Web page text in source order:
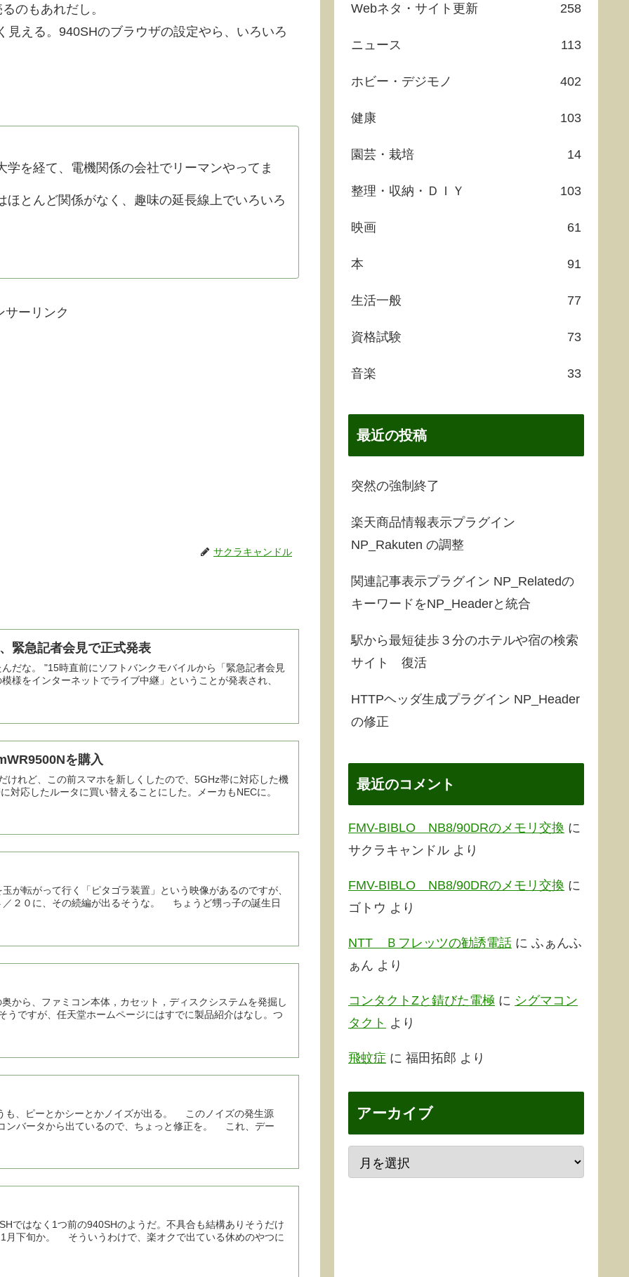
のもあれだし。
える。940SHのブラウザの設定やら、いろいろ
を経て、電機関係の会社でリーマンやってま
とんど関係がなく、趣味の延長線上でいろいろ
サーリンク
サクラキャンドル
緊急記者会見で正式発表
だな。 "15時直前にソフトバンクモバイルから「緊急記者会見
様をインターネットでライブ中継」ということが発表され、
を購入
れど、この前スマホを新しくしたので、5GHz帯に対応した機
応したルータに買い替えることにした。メーカもNECに。
転がって行く「ピタゴラ装置」という映像があるのですが、
２０に、その続編が出るそうな。 ちょうど甥っ子の誕生日
ら、ファミコン本体，カセット，ディスクシステムを発掘し
ですが、任天堂ホームページにはすでに製品紹介はなし。つ
ーとかノイズが出る。 このノイズの発生源
ンバータから出ているので、ちょっと修正を。 これ、デー
はなく1つ前の940SHのようだ。不具合も結構ありそうだけ
下旬か。 そういうわけで、楽オクで出ている休めのやつに
Webネタ・サイト更新 258
ニュース 113
ホビー・デジモノ 402
健康 103
園芸・栽培 14
整理・収納・ＤＩＹ 103
映画 61
本 91
生活一般 77
資格試験 73
音楽 33
最近の投稿
突然の強制終了
楽天商品情報表示プラグイン
NP_Rakuten の調整
関連記事表示プラグイン NP_Relatedの
キーワードをNP_Headerと統合
駅から最短徒歩３分のホテルや宿の検索
サイト 復活
HTTPヘッダ生成プラグイン NP_Header
の修正
最近のコメント
FMV-BIBLO NB8/90DRのメモリ交換 に
サクラキャンドル より
FMV-BIBLO NB8/90DRのメモリ交換 に
ゴトウ より
NTT Ｂフレッツの勧誘電話 に ふぁんふ
ぁん より
コンタクトZと錆びた電極 に シグマコン
タクト より
飛蚊症 に 福田拓郎 より
アーカイブ